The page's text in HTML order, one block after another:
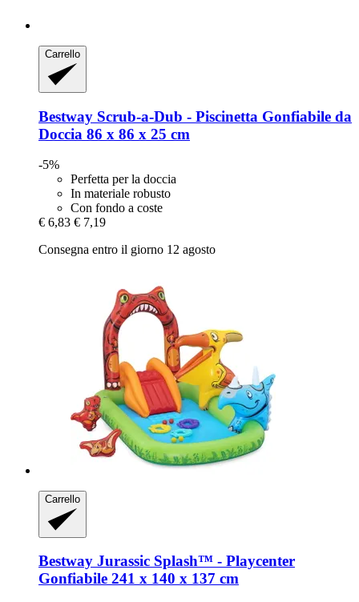
Carrello
Bestway Scrub-​a-​Dub -​ Piscinetta Gonfiabile da
Doccia 86 x 86 x 25 cm
-5%
Perfetta per la doccia
In materiale robusto
Con fondo a coste
€ 6,83 € 7,19
Consegna entro il giorno 12 agosto
Carrello
Bestway Jurassic Splash™ -​ Playcenter
Gonfiabile 241 x 140 x 137 cm